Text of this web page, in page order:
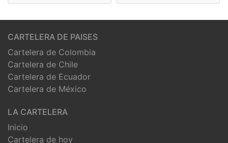
CARTELERA DE PAISES
Cartelera de Colombia
Cartelera de Chile
Cartelera de Ecuador
Cartelera de México
LA CARTELERA
Inicio
Cartelera de hoy